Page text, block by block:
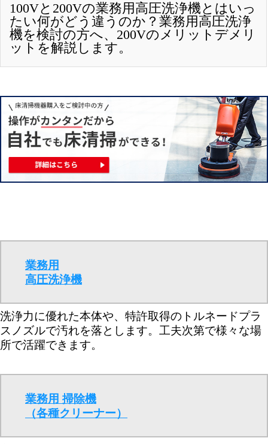
100Vと200Vの業務用高圧洗浄機とはいっ
たい何がどう違うのか？業務用高圧洗浄
機を検討の方へ、200Vのメリットデメリ
ットを解説します。
業務用
高圧洗浄機
洗浄力に優れた本体や、特許取得のトルネードプラ
スノズルで汚れを落とします。工夫次第で様々な場
所で活躍できます。
業務用 掃除機
（各種クリーナー）